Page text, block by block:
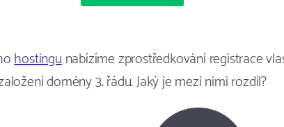
hostingunabízíme zprostředkování registrace
domény 3. řádu. Jaký je mezi nimi rozdíl?